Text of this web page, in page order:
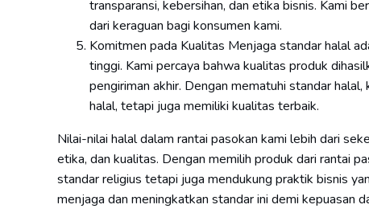
transparansi, kebersihan, dan etika bisnis. Kami
dari keraguan bagi konsumen kami.
Komitmen pada Kualitas Menjaga standar halal
tinggi. Kami percaya bahwa kualitas produk
pengiriman akhir. Dengan mematuhi standar
halal, tetapi juga memiliki kualitas terbaik.
Nilai-nilai halal dalam rantai pasokan kami lebih dari
etika, dan kualitas. Dengan memilih produk dari rantai
standar religius tetapi juga mendukung praktik bisnis
menjaga dan meningkatkan standar ini demi kepuasan